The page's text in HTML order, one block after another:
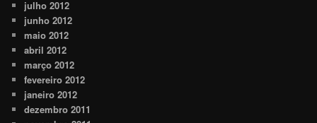
julho 2012
junho 2012
maio 2012
abril 2012
março 2012
fevereiro 2012
janeiro 2012
dezembro 2011